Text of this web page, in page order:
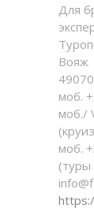
Для
Вояж
моб.
моб./
моб.
(туры